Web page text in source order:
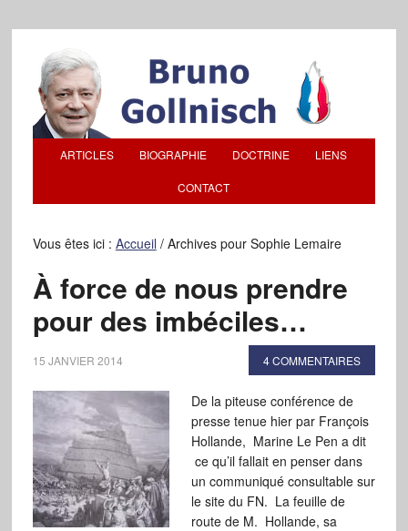
ARTICLES BIOGRAPHIE DOCTRINE LIENS
CONTACT
Vous êtes ici : Accueil /Archives pour Sophie Lemaire
À force de nous prendre
pour des imbéciles…
15 JANVIER 2014 4 COMMENTAIRES
De la piteuse conférence de
presse tenue hier par François
Hollande, Marine Le Pen a dit
ce qu’il fallait en penser dans
un communiqué consultable sur
le site du FN. La feuille de
route de M. Hollande, sa